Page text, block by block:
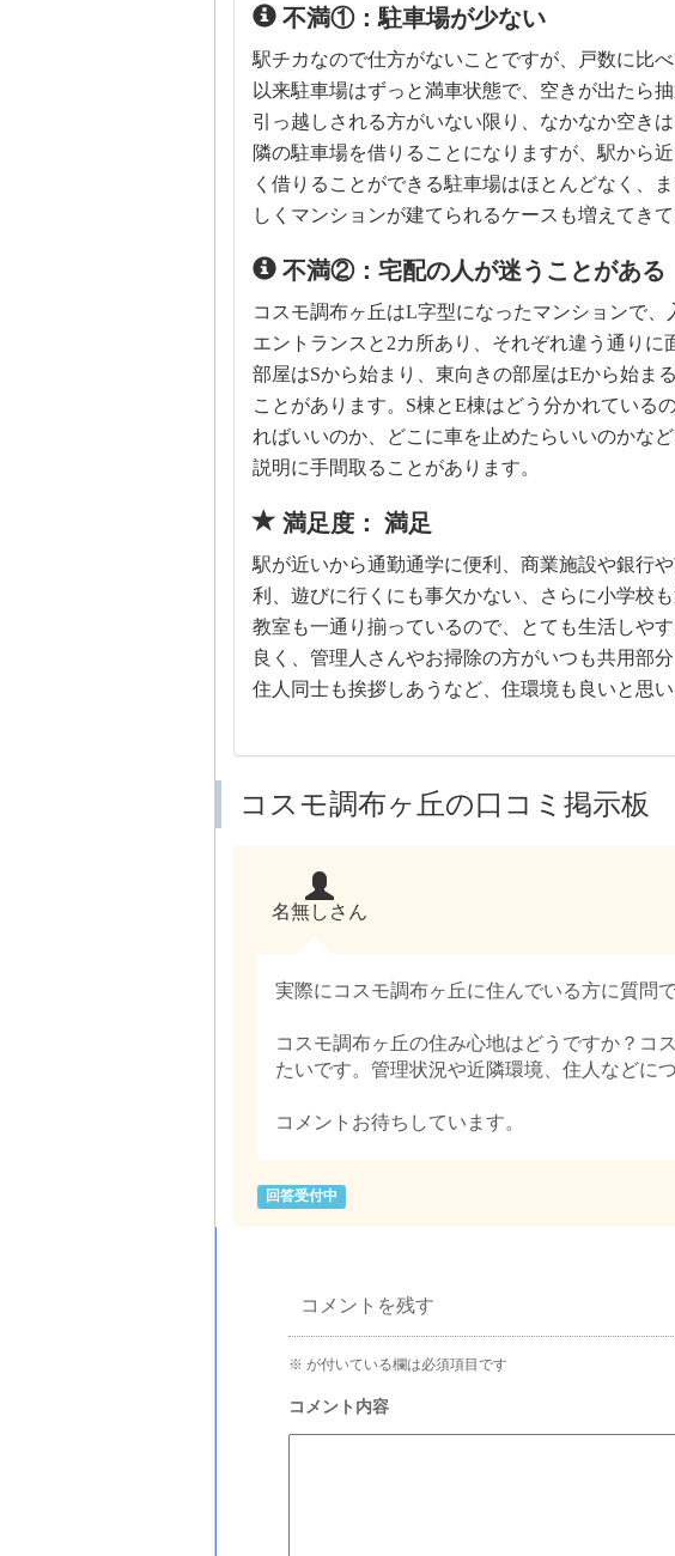
不満①：駐車場が少ない
駅チカなので仕方がないことですが、戸数に比
以来駐車場はずっと満車状態で、空きが出たら
引っ越しされる方がいない限り、なかなか空き
隣の駐車場を借りることになりますが、駅から
く借りることができる駐車場はほとんどなく、
しくマンションが建てられるケースも増えてきて
不満②：宅配の人が迷うことがある
コスモ調布ヶ丘はL字型になったマンションで
エントランスと2カ所あり、それぞれ違う通り
部屋はSから始まり、東向きの部屋はEから始ま
ことがあります。S棟とE棟はどう分かれている
ればいいのか、どこに車を止めたらいいのかな
説明に手間取ることがあります。
満足度： 満足
駅が近いから通勤通学に便利、商業施設や銀行
利、遊びに行くにも事欠かない、さらに小学校
教室も一通り揃っているので、とても生活しや
良く、管理人さんやお掃除の方がいつも共用部
住人同士も挨拶しあうなど、住環境も良いと思い
コスモ調布ヶ丘の口コミ掲示板
名無しさん
実際にコスモ調布ヶ丘に住んでいる方に質問で
コスモ調布ヶ丘の住み心地はどうですか？コ
たいです。管理状況や近隣環境、住人などに
コメントお待ちしています。
回答受付中
コメントを残す
※ が付いている欄は必須項目です